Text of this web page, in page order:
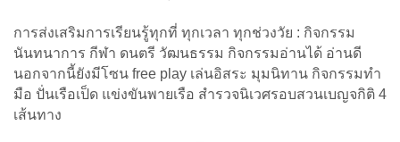
การส่งเสริมการเรียนรู้ทุกที่ ทุกเวลา ทุกช่วงวัย : กิจกรรม
นันทนาการ กีฬา ดนตรี วัฒนธรรม กิจกรรมอ่านได้ อ่านดี
นอกจากนี้ยังมีโซน free play เล่นอิสระ มุมนิทาน กิจกรรมทํา
มือ ปั่นเรือเป็ด แข่งขันพายเรือ สํารวจนิเวศรอบสวนเบญจกิติ 4
เส้นทาง